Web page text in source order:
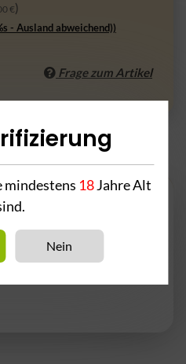
€)
- Ausland abweichend))
Frage zum Artikel
verbraucht man mit diesem
mindestens 18Jahre Alt
Nein